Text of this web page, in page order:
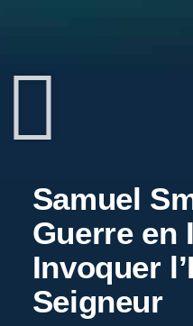
Samuel
Guerre en
Invoquer
Seigneur